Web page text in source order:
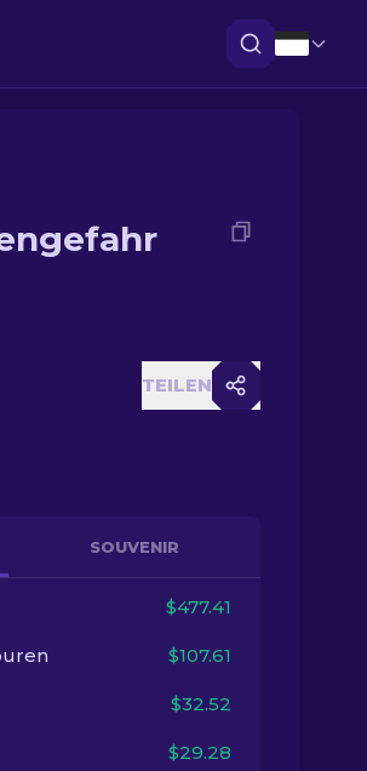
TEILEN
SOUVENIR
$477.41
$107.61
$32.52
$29.28